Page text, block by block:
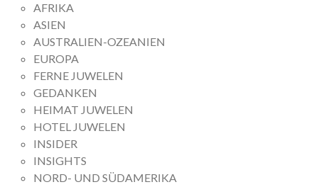
AFRIKA
ASIEN
AUSTRALIEN-OZEANIEN
EUROPA
FERNE JUWELEN
GEDANKEN
HEIMAT JUWELEN
HOTEL JUWELEN
INSIDER
INSIGHTS
NORD- UND SÜDAMERIKA